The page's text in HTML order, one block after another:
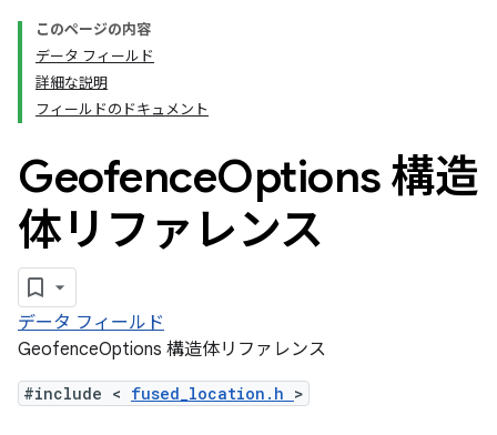
このページの内容
データ フィールド
詳細な説明
フィールドのドキュメント
GeofenceOptions 構造
体リファレンス
データ フィールド
GeofenceOptions 構造体リファレンス
#include < fused_location.h >